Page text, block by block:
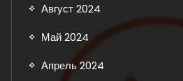
Август 2024
Май 2024
Апрель 2024